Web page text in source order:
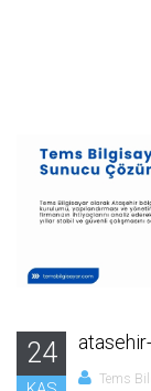
24
Tems